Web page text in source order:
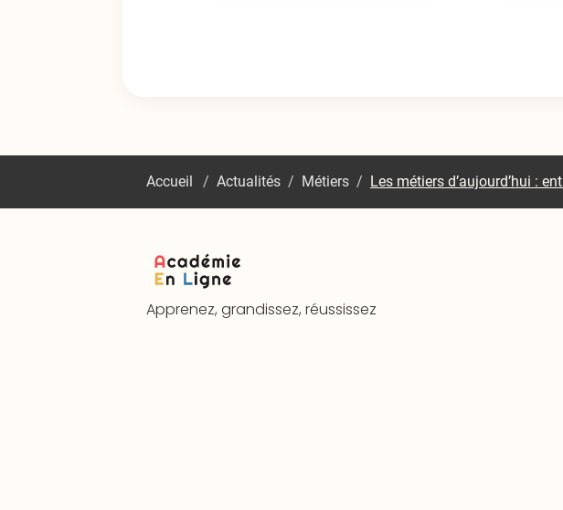
Accueil / Actualités / Métiers / Les métiers d’aujourd’hui :
Apprenez, grandissez, réussissez